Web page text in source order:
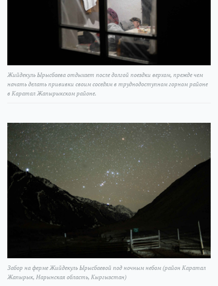
Жийдекуль Ырысбаева отдыхает после долгой поездки верхом, прежде чем
начать делать прививки своим соседям в труднодоступном горном районе
в Каратал Жапырыкском районе.
Забор на ферме Жийдекуль Ырысбаевой под ночным небом (район Каратал
Жапырык, Нарынская область, Кыргызстан)